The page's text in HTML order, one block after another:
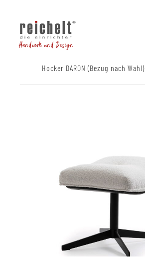
Handwerk und Design
Hocker DARON (Bezug nach Wahl)